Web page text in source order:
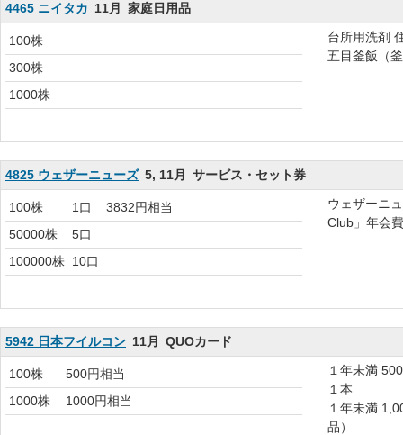
4465 ニイタカ 11月 家庭日用品
100株
300株
1000株
台所用洗剤
五目釜飯（
4825 ウェザーニューズ 5, 11月 サービス・セット券
100株 1口
3832円相当
50000株
5口
100000株 10口
ウェザーニ
Club」年会
5942 日本フイルコン 11月 QUOカード
100株
500円相当
1000株
1000円相当
１年未満
１本
１年未満
品）